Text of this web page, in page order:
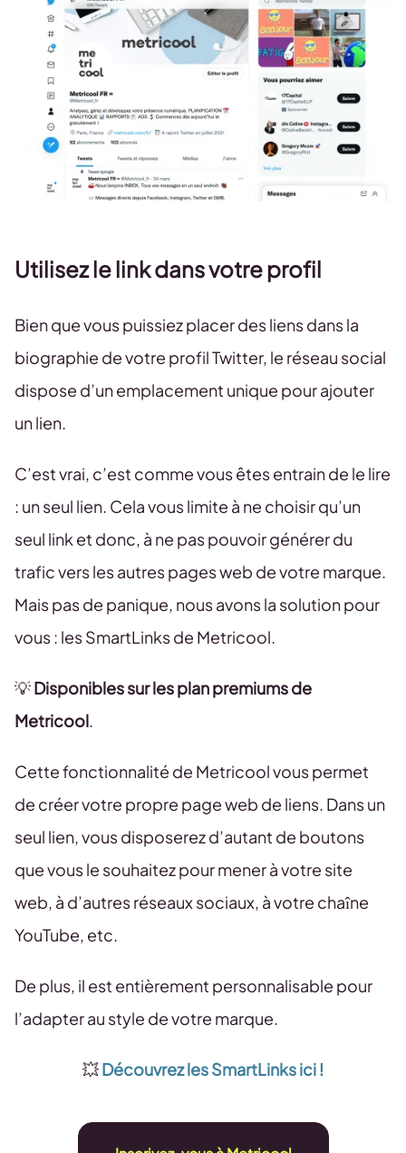
Utilisez le link dans votre profil
Bien que vous puissiez placer des liens dans la
biographie de votre profil Twitter, le réseau social
dispose d’un emplacement unique pour ajouter
un lien.
C’est vrai, c’est comme vous êtes entrain de le lire
: un seul lien. Cela vous limite à ne choisir qu’un
seul link et donc, à ne pas pouvoir générer du
trafic vers les autres pages web de votre marque.
Mais pas de panique, nous avons la solution pour
vous : les SmartLinks de Metricool.
💡Disponibles sur les plan premiums de
Metricool.
Cette fonctionnalité de Metricool vous permet
de créer votre propre page web de liens. Dans un
seul lien, vous disposerez d’autant de boutons
que vous le souhaitez pour mener à votre site
web, à d’autres réseaux sociaux, à votre chaîne
YouTube, etc.
De plus, il est entièrement personnalisable pour
l’adapter au style de votre marque.
💥Découvrez les SmartLinks ici !